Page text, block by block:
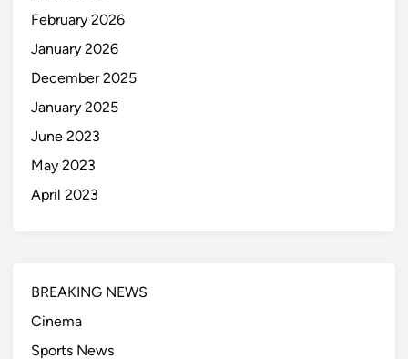
February 2026
January 2026
December 2025
January 2025
June 2023
May 2023
April 2023
BREAKING NEWS
Cinema
Sports News